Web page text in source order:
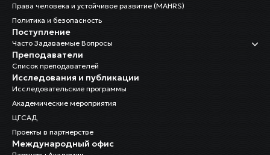
Права человека и устойчивое развитие (MAHRS)
Политика и безопасность
Поступление
Часто Задаваемые Вопросы
Преподаватели
Список преподавателей
Исследования и публикации
Исследовательские программы
Академические мероприятия
ЦГСАД
Проекты в партнерстве
Международный офис